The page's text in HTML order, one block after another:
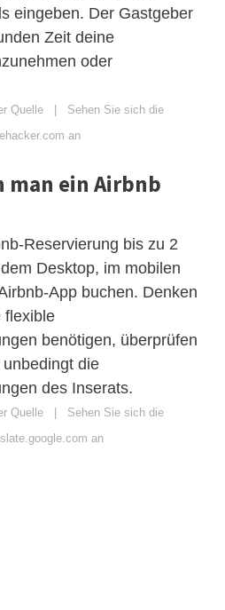
eingeben. Der Gastgeber
Zeit deine
oder
Quelle
Sehen Sie sich die
an
man ein Airbnb
Reservierung bis zu 2
Desktop, im mobilen
App buchen. Denken
flexible
benötigen, überprüfen
die
des Inserats.
Quelle
Sehen Sie sich die
an